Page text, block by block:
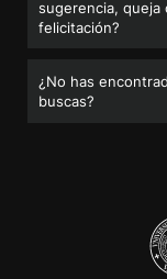
sugerencia, queja
felicitación?
¿No has
buscas?